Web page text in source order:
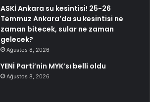
ASKİ Ankara su kesintisi! 25-26
Temmuz Ankara’da su kesintisi ne
zaman bitecek, sular ne zaman
gelecek?
Ağustos 8, 2026
YENİ Parti’nin MYK’sı belli oldu
Ağustos 8, 2026